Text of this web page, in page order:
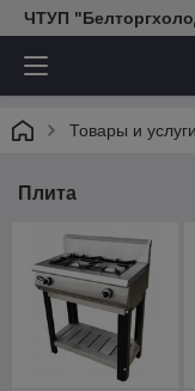
ЧТУП
Товары и услуги
Плита